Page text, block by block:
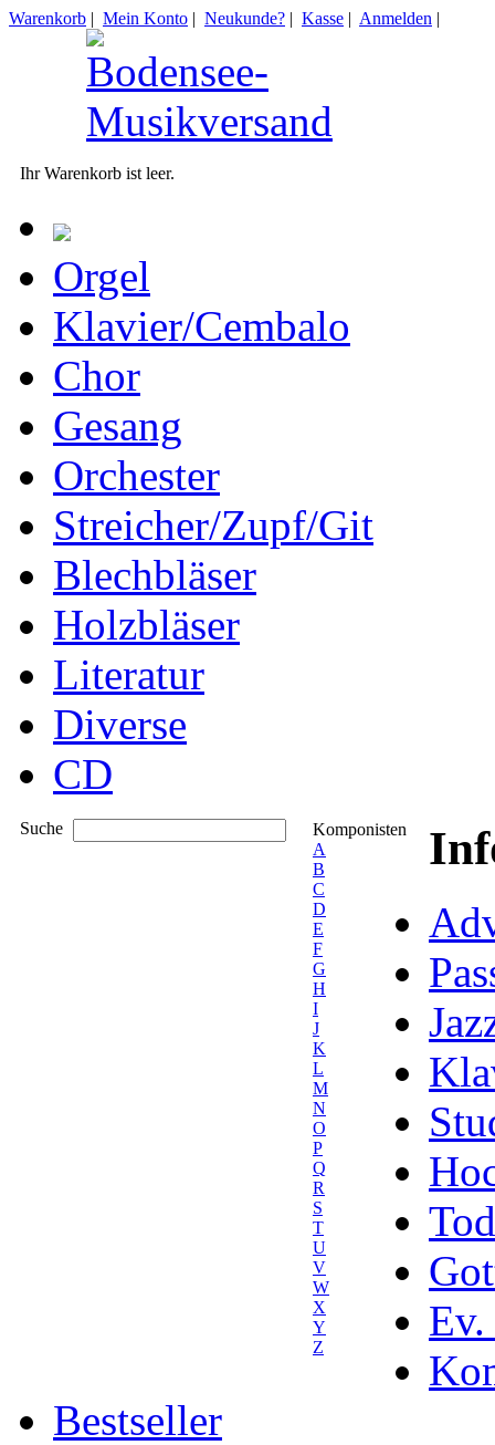
Warenkorb | Mein Konto | Neukunde? | Kasse | Anmelden |
Ihr Warenkorb ist leer.
Orgel
Klavier/Cembalo
Chor
Gesang
Orchester
Streicher/Zupf/Git
Blechbläser
Holzbläser
Literatur
Diverse
CD
Suche
Komponisten
A
B
C
D
E
F
G
H
I
J
K
L
M
N
O
P
Q
R
S
T
U
V
W
X
Y
Z
Ev.
Bestseller